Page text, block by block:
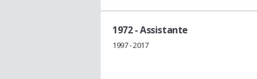
1972- Assistante
1997 - 2017